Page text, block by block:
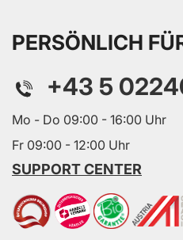
PERSÖNLICH
+43 5
Mo - Do 09:00 - 16:00 Uhr
Fr 09:00 - 12:00 Uhr
SUPPORT CENTER